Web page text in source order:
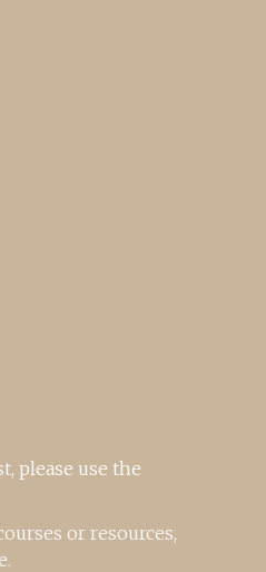
please use the
or resources,
.